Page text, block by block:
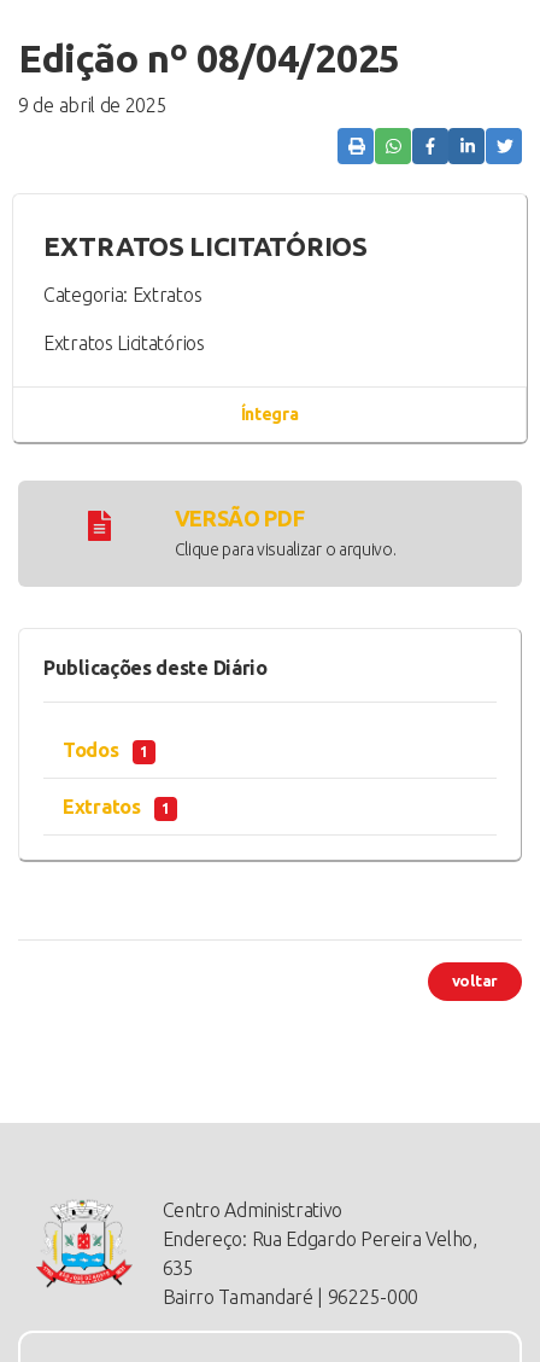
Edição nº 08/04/2025
9 de abril de 2025
EXTRATOS LICITATÓRIOS
Categoria: Extratos
Extratos Licitatórios
Íntegra
VERSÃO PDF
Clique para visualizar o arquivo.
Publicações deste Diário
Todos 1
Extratos 1
voltar
Centro Administrativo
Endereço: Rua Edgardo Pereira Velho,
635
Bairro Tamandaré | 96225-000